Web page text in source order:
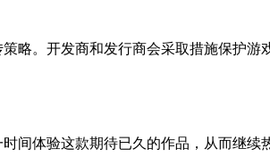
略。开发商和发行商会采取措施保护
间体验这款期待已久的作品，从而继续